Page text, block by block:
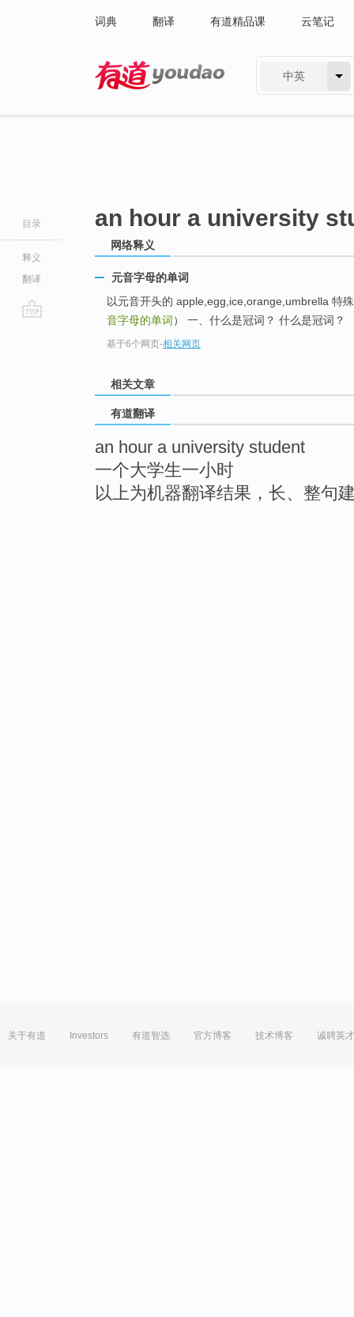
词典 翻译 有道精品课 云笔记
中英
目录
释义
翻译
an hour a university
网络释义
元音字母的单词
以元音开头的 apple,egg,ice,orange,umbrella 特
音字母的单词） 一、什么是冠词？ 什么是冠词？
基于6个网页-相关网页
相关文章
有道翻译
an hour a university student
一个大学生一小时
以上为机器翻译结果，长、整句
关于有道 Investors 有道智选 官方博客 技术博客 诚聘英才